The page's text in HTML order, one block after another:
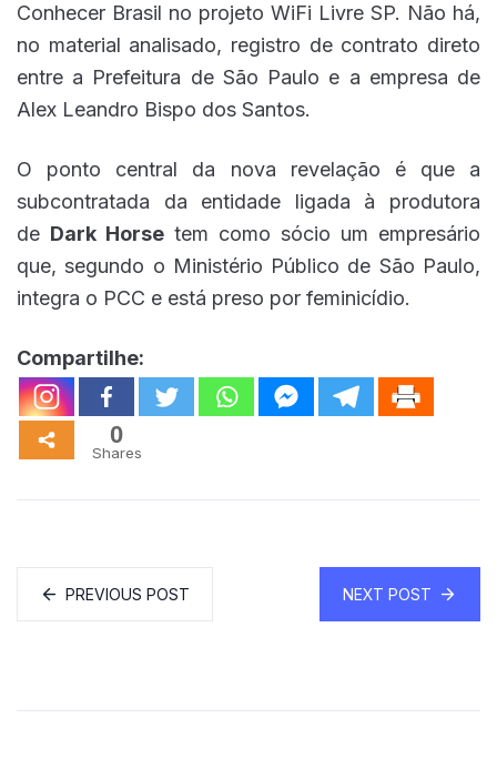
Conhecer Brasil no projeto WiFi Livre SP. Não há,
no material analisado, registro de contrato direto
entre a Prefeitura de São Paulo e a empresa de
Alex Leandro Bispo dos Santos.
O ponto central da nova revelação é que a
subcontratada da entidade ligada à produtora
de Dark Horse tem como sócio um empresário
que, segundo o Ministério Público de São Paulo,
integra o PCC e está preso por feminicídio.
Compartilhe:
0
Shares
PREVIOUS POST NEXT POST